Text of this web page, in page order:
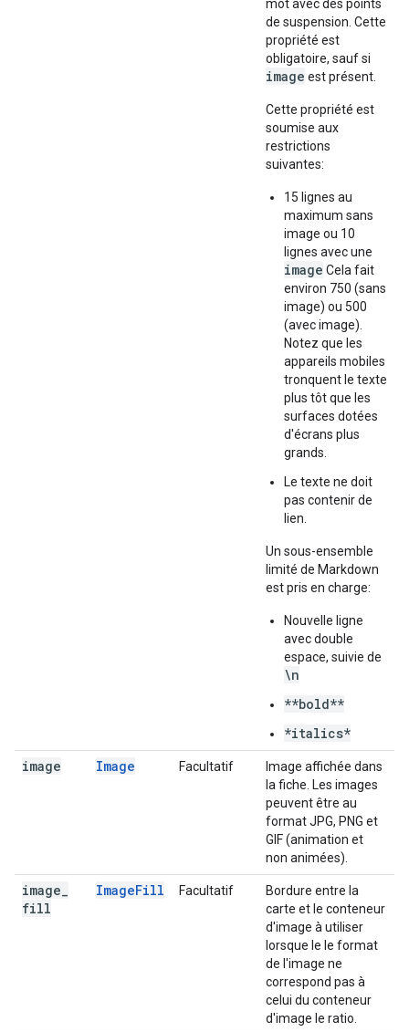
mot avec des points
de suspension. Cette
propriété est
obligatoire, sauf si
image est présent.
Cette propriété est
soumise aux
restrictions
suivantes:
15 lignes au
maximum sans
image ou 10
lignes avec une
image Cela fait
environ 750 (sans
image) ou 500
(avec image).
Notez que les
appareils mobiles
tronquent le texte
plus tôt que les
surfaces dotées
d'écrans plus
grands.
Le texte ne doit
pas contenir de
lien.
Un sous-ensemble
limité de Markdown
est pris en charge:
Nouvelle ligne
avec double
espace, suivie de
\n
**bold**
*italics*
image
Image Facultatif
Image affichée dans
la fiche. Les images
peuvent être au
format JPG, PNG et
GIF (animation et
non animées).
image
fill
ImageFill Facultatif
Bordure entre la
carte et le conteneur
d'image à utiliser
lorsque le le format
de l'image ne
correspond pas à
celui du conteneur
d'image le ratio.